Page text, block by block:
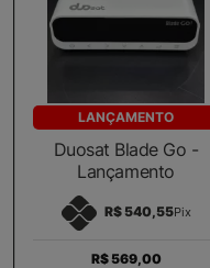
LANÇAMENTO
Duosat Blade Go -
Lançamento
R$ 540,55Pix
R$ 569,00